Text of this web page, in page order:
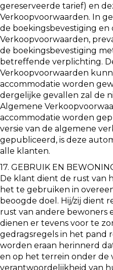
gereserveerde tarief) en
Verkoopvoorwaarden. In
de boekingsbevestiging en
Verkoopvoorwaarden,
de boekingsbevestiging
betreffende verplichting.
Verkoopvoorwaarden
accommodatie worden
dergelijke gevallen zal de
Algemene
accommodatie worden
versie van de algemene
gepubliceerd, is deze
alle klanten.
17. GEBRUIK EN
De klant dient de rust van
het te gebruiken in
beoogde doel. Hij/zij dient
rust van andere bewoners
dienen er tevens voor te
gedragsregels in het pand
worden eraan herinnerd
en op het terrein onder de
verantwoordelijkheid van